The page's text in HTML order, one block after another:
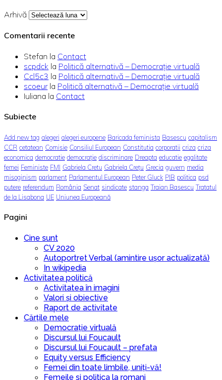
Arhivă
Comentarii recente
Stefan la Contact
scpdck la Politică alternativă – Democraţie virtuală
Ccl5c3 la Politică alternativă – Democraţie virtuală
scoeur la Politică alternativă – Democraţie virtuală
Iuliana la Contact
Subiecte
Add new tag alegeri alegeri europene Baricada feminista Basescu capitalism
CCR cetatean Comisie Consiliul European Constitutia corporatii criza criza
economica democratie democrație discriminare Dreapta educatie egalitate
femei Feministe FMI Gabriela Cretu Gabriela Crețu Grecia guvern media
misoginism parlament Parlamentul European Peter Gluck PIB politica psd
putere referendum România Senat sindicate stanga Traian Basescu Tratatul
de la Lisabona UE Uniunea Europeană
Pagini
Cine sunt
CV 2020
Autoportret Verbal (amintire ușor actualizată)
In wikipedia
Activitatea politică
Activitatea în imagini
Valori și obiective
Raport de activitate
Cărțile mele
Democrație virtuală
Discursul lui Foucault
Discursul lui Foucault – prefata
Equity versus Efficiency
Femei din toate limbile, uniți-vă!
Femeile si politica la romani